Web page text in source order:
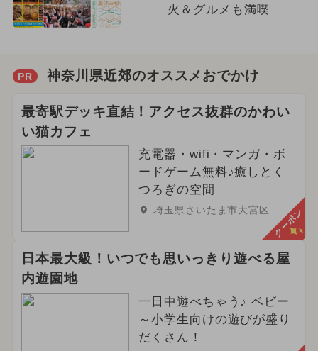
火＆グルメも満喫
PR 神奈川県近郊のオススメおでかけ
最寄駅デッキ直結！アクセス抜群のかわい
い猫カフェ
充電器・wifi・マンガ・ボ
ードゲーム無料♪癒しとく
つろぎの空間
埼玉県さいたま市大宮区 クーポン
日本最大級！いつでも思いっきり遊べる屋
内遊園地
一日中遊べちゃう♪ ベビー
～小学生向けの遊びが盛り
だくさん！